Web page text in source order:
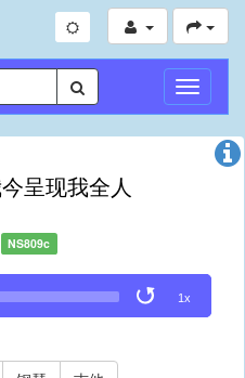
切
换
导
呈现我全人
NS809c
1x